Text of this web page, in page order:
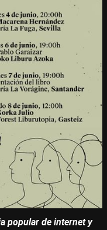
popular de internet y